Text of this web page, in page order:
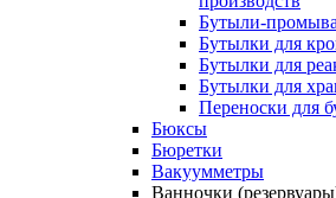
Бутыли-
Бутылки для
Бутылки для
Бутылки для
Переноски для
Бюксы
Бюретки
Вакуумметры
Ванночки